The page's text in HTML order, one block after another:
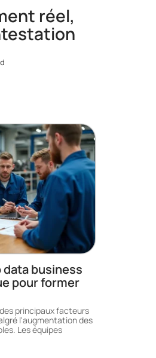
réel,
data business
pour former
principaux facteurs
l'augmentation des
Les équipes